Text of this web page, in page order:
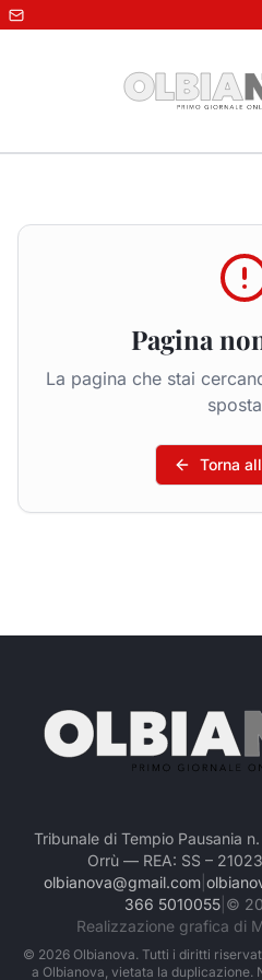
Pagina
La pagina che stai
Torna
Tribunale di Tempio Pausania
Orrù — REA: SS –
olbianova@gmail.com
366 5010055| ©
Realizzazione grafica di
© 2026Olbianova. Tutti i diritti
a Olbianova, vietata la duplicazione.